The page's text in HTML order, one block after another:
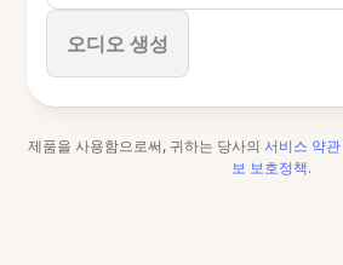
오디오 생성
중지
제품을 사용함으로써, 귀하는 당사의 서비스 약관
보 보호정책.